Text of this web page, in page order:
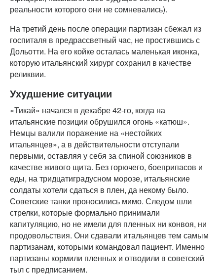
реальности которого они не сомневались).
На третий день после операции партизан сбежал из
госпиталя в предрассветный час, не простившись с
Дольотти. На его койке осталась маленькая иконка,
которую итальянский хирург сохранил в качестве
реликвии.
Ухудшение ситуации
«Тикай» начался в декабре 42-го, когда на
итальянские позиции обрушился огонь «катюш».
Немцы валили поражение на «нестойких
итальянцев», а в действительности отступали
первыми, оставляя у себя за спиной союзников в
качестве живого щита. Без горючего, боеприпасов и
еды, на тридцатиградусном морозе, итальянские
солдаты хотели сдаться в плен, да некому было.
Советские танки проносились мимо. Следом шли
стрелки, которые формально принимали
капитуляцию, но не имели для пленных ни конвоя, ни
продовольствия. Они сдавали итальянцев тем самым
партизанам, которыми командовал пациент. Именно
партизаны кормили пленных и отводили в советский
тыл с предписанием.